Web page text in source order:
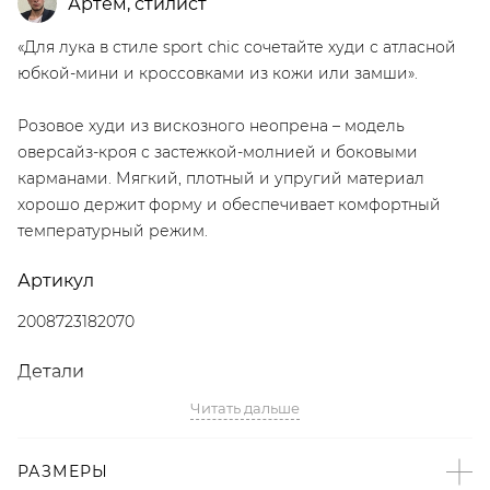
«Для лука в стиле sport chic сочетайте худи с атласной
юбкой-мини и кроссовками из кожи или замши».
Розовое худи из вискозного неопрена – модель
оверсайз-кроя с застежкой-молнией и боковыми
карманами. Мягкий, плотный и упругий материал
хорошо держит форму и обеспечивает комфортный
температурный режим.
Артикул
2008723182070
Детали
– Дизайн: Санкт-Петербург, Россия;
– Оверсайз-крой со спущенной линией плеч;
Читать дальше
РАЗМЕРЫ